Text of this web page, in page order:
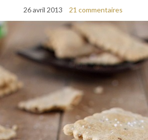
26 avril 2013 21 commentaires